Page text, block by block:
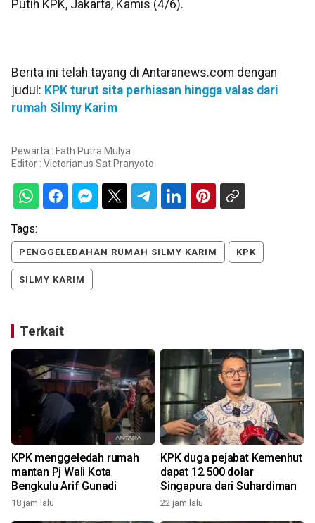
Putih KPK, Jakarta, Kamis (4/6).
Berita ini telah tayang di Antaranews.com dengan
judul: KPK turut sita perhiasan hingga valas dari
rumah Silmy Karim
Pewarta : Fath Putra Mulya
Editor : Victorianus Sat Pranyoto
Tags:
PENGGELEDAHAN RUMAH SILMY KARIM KPK
SILMY KARIM
Terkait
KPK menggeledah rumah
mantan Pj Wali Kota
Bengkulu Arif Gunadi
18 jam lalu
KPK duga pejabat Kemenhut
dapat 12.500 dolar
Singapura dari Suhardiman
22 jam lalu